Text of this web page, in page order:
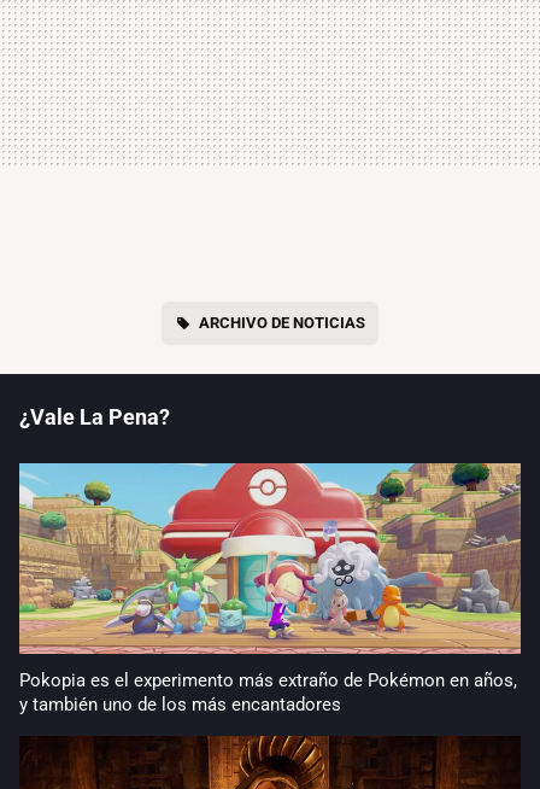
ARCHIVO DE NOTICIAS
¿Vale La Pena?
Pokopia es el experimento más extraño de Pokémon en años,
y también uno de los más encantadores